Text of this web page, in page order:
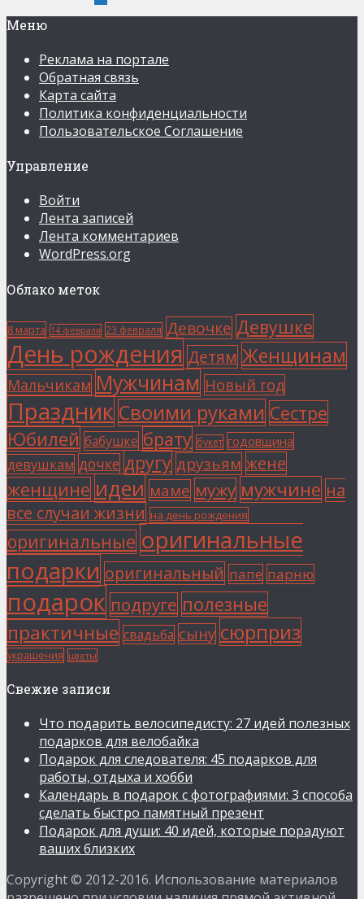
Меню
Реклама на портале
Обратная связь
Карта сайта
Политика конфиденциальности
Пользовательское Соглашение
Управление
Войти
Лента записей
Лента комментариев
WordPress.org
Облако меток
8 марта 14 февраля 23 февраля Девочке Девушке
День рождения Детям Женщинам
Мальчикам Мужчинам Новый год
Праздник Своими руками Сестре
Юбилей бабушке брату букет годовщина
девушкам дочке другу друзьям жене
женщине идеи маме мужу мужчине на
все случаи жизни на день рождения
оригинальные оригинальные
подарки оригинальный папе парню
подарок подруге полезные
практичные свадьба сыну сюрприз
украшения цветы
Свежие записи
Что подарить велосипедисту: 27 идей полезных
подарков для велобайка
Подарок для следователя: 45 подарков для
работы, отдыха и хобби
Календарь в подарок с фотографиями: 3 способа
сделать быстро памятный презент
Подарок для души: 40 идей, которые порадуют
ваших близких
Copyright © 2012-2016. Использование материалов